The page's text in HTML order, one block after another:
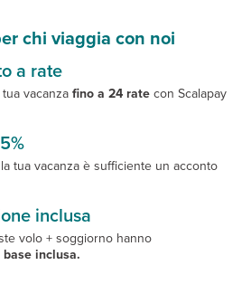
chi viaggia con noi
a rate
vacanzafino a 24 ratecon Scalapay
tua vacanza è sufficiente un acconto
inclusa
volo + soggiorno hanno
inclusa.